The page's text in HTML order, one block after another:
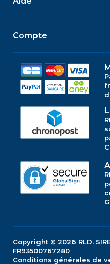
Compte
Copyright © 2026 RLD.
FR93500767280
Conditions générales de